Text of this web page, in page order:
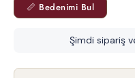
📏 Bedenimi Bul
Şimdi sipariş